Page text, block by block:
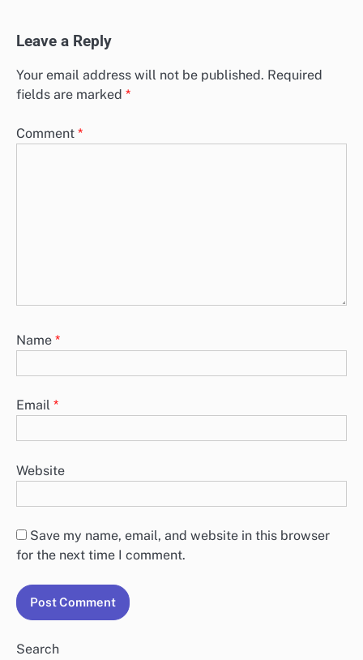
Leave a Reply
Your email address will not be published. Required
fields are marked *
Comment *
Name *
Email *
Website
Save my name, email, and website in this browser
for the next time I comment.
Search